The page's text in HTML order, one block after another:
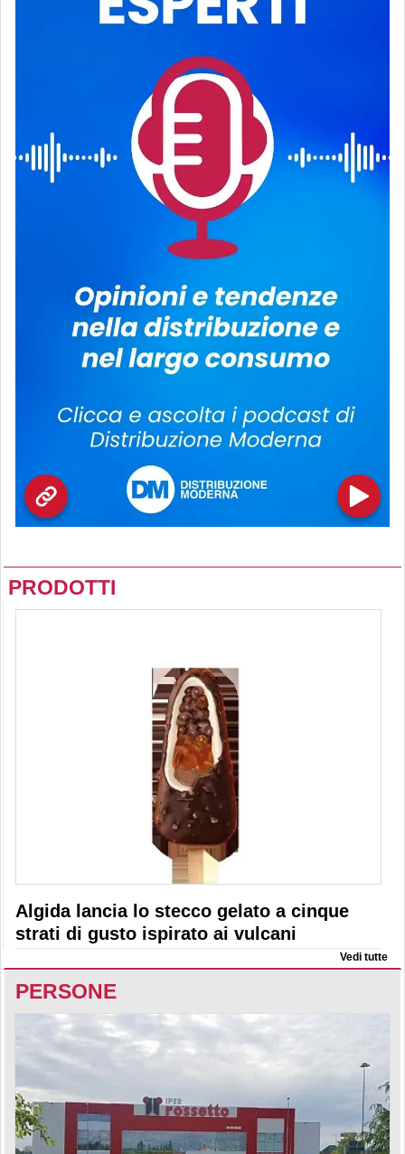
PRODOTTI
Algida lancia lo stecco gelato a cinque
strati di gusto ispirato ai vulcani
Vedi tutte
PERSONE